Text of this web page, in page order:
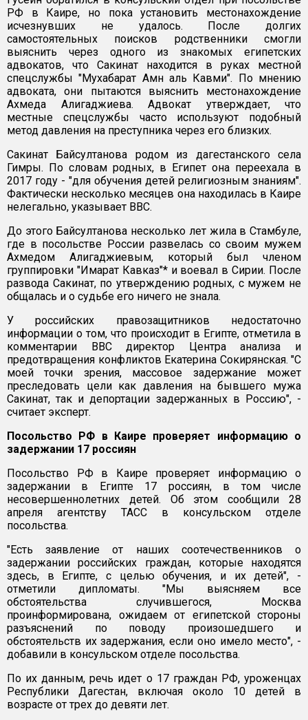
РФ в Каире, но пока установить местонахождение
исчезнувших не удалось. После долгих
самостоятельных поисков родственники смогли
выяснить через одного из знакомых египетских
адвокатов, что Сакинат находится в руках местной
спецслужбы "Мухабарат Амн аль Кавми". По мнению
адвоката, они пытаются выяснить местонахождение
Ахмеда Алигаджиева. Адвокат утверждает, что
местные спецслужбы часто используют подобный
метод давления на преступника через его близких.
Сакинат Байсултанова родом из дагестанского села
Гимры. По словам родных, в Египет она переехала в
2017 году - "для обучения детей религиозным знаниям".
Фактически несколько месяцев она находилась в Каире
нелегально, указывает BBC.
До этого Байсултанова несколько лет жила в Стамбуле,
где в посольстве России развелась со своим мужем
Ахмедом Алигаджиевым, который был членом
группировки "Имарат Кавказ"* и воевал в Сирии. После
развода Сакинат, по утверждению родных, с мужем не
общалась и о судьбе его ничего не знала.
У российских правозащитников недостаточно
информации о том, что происходит в Египте, отметила в
комментарии BBC директор Центра анализа и
предотвращения конфликтов Екатерина Сокирянская. "С
моей точки зрения, массовое задержание может
преследовать цели как давления на бывшего мужа
Сакинат, так и депортации задержанных в Россию", -
считает эксперт.
Посольство РФ в Каире проверяет информацию о
задержании 17 россиян
Посольство РФ в Каире проверяет информацию о
задержании в Египте 17 россиян, в том числе
несовершеннолетних детей. Об этом сообщили 28
апреля агентству ТАСС в консульском отделе
посольства.
"Есть заявление от наших соотечественников о
задержании российских граждан, которые находятся
здесь, в Египте, с целью обучения, и их детей", -
отметили дипломаты. "Мы выясняем все
обстоятельства случившегося, Москва
проинформирована, ожидаем от египетской стороны
разъяснений по поводу произошедшего и
обстоятельств их задержания, если оно имело место", -
добавили в консульском отделе посольства.
По их данным, речь идет о 17 граждан РФ, уроженцах
Республики Дагестан, включая около 10 детей в
возрасте от трех до девяти лет.